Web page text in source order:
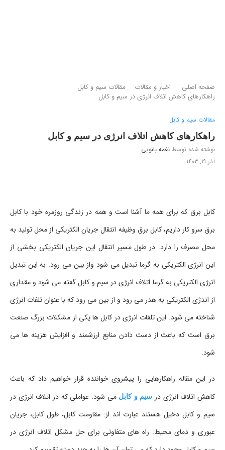
صفحه اصلی اخبار و مقالات
مقالات سیم و کابل
راهکارهای کاهش اتلاف انرژی در سیم و کابل
مقالات سیم و کابل
راهکارهای کاهش اتلاف انرژی در سیم و کابل
نوشته شده توسط نغمه بانویی
آذر ۱۹, ۱۴۰۳
کابل برق که برای همه ما آشنا است و همه در زندگی روزمره خود با کابل
برق سرو کار داریم، کابل برق وظیفه انتقال جریان الکتریکی از محل تولید به
محل مصرف را دارد. در طول مسیر انتقال این جریان الکتریکی بخشی از
این انرژی الکتریکی به گرما تبدیل می شود واز بین می رود. به این تبدیل
انرژی الکتریکی به گرما اتلاف انرژی در سیم و کابل گفته می شود و مقداری
از اندژی الکتریکی به هدر می رود و از بین می رود که با عنوان تلفات انرژی
شناخته می شود. این تلفات انرژی در کابل ها یکی از مشکلات بزرگ صنعت
برق است که باعث از دست دادن منابع ارزشمند و افزایش هزینه ها می
شود.
در این مقاله راهکارهایی را پیشروی خواننده قرار خواهیم داد که باعث
کاهش اتلاف انرژی درسیم و کابلمی شود. عواملی که در اتلاف انرژی در
سیم و کابل دخیل هستند عبارت اند از: مقاومت کابل، طول کابل، جریان
عبوری و دمای محیط. راه های متفاوتی برای حل مشکل اتلاف انرژی در